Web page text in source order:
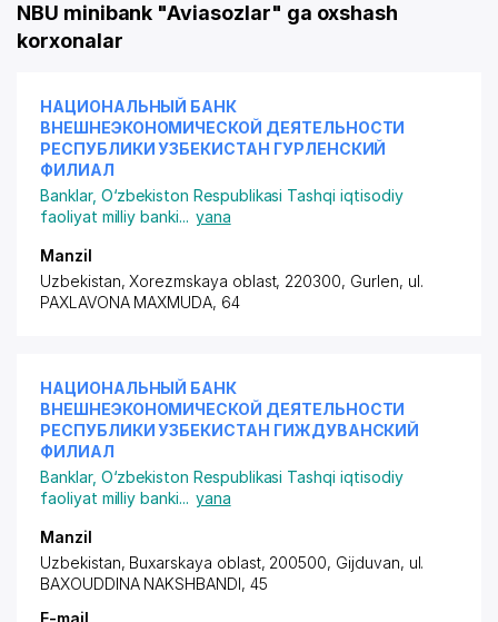
NBU minibank "Aviasozlar" ga oxshash
korxonalar
НАЦИОНАЛЬНЫЙ БАНК
ВНЕШНЕЭКОНОМИЧЕСКОЙ ДЕЯТЕЛЬНОСТИ
РЕСПУБЛИКИ УЗБЕКИСТАН ГУРЛЕНСКИЙ
ФИЛИАЛ
Banklar, O‘zbekiston Respublikasi Tashqi iqtisodiy
faoliyat milliy banki... yana
Manzil
Uzbekistan, Xorezmskaya oblast, 220300, Gurlen, ul.
PAXLAVONA MAXMUDA, 64
НАЦИОНАЛЬНЫЙ БАНК
ВНЕШНЕЭКОНОМИЧЕСКОЙ ДЕЯТЕЛЬНОСТИ
РЕСПУБЛИКИ УЗБЕКИСТАН ГИЖДУВАНСКИЙ
ФИЛИАЛ
Banklar, O‘zbekiston Respublikasi Tashqi iqtisodiy
faoliyat milliy banki... yana
Manzil
Uzbekistan, Buxarskaya oblast, 200500, Gijduvan, ul.
BAXOUDDINA NAKSHBANDI, 45
E-mail